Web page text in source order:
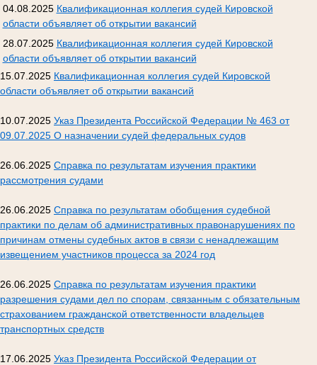
04.08.2025 Квалификационная коллегия судей Кировской
области объявляет об открытии вакансий
28.07.2025 Квалификационная коллегия судей Кировской
области объявляет об открытии вакансий
15.07.2025 Квалификационная коллегия судей Кировской
области объявляет об открытии вакансий
10.07.2025 Указ Президента Российской Федерации № 463 от
09.07.2025 О назначении судей федеральных судов
26.06.2025 Справка по результатам изучения практики
рассмотрения судами
26.06.2025 Справка по результатам обобщения судебной
практики по делам об административных правонарушениях по
причинам отмены судебных актов в связи с ненадлежащим
извещением участников процесса за 2024 год
26.06.2025 Справка по результатам изучения практики
разрешения судами дел по спорам, связанным с обязательным
страхованием гражданской ответственности владельцев
транспортных средств
17.06.2025 Указ Президента Российской Федерации от